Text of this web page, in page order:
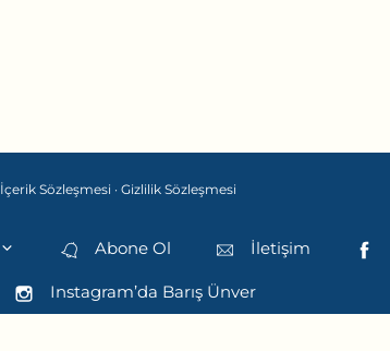
İçerik Sözleşmesi · Gizlilik Sözleşmesi
Abone Ol İletişim
Instagram’da Barış Ünver